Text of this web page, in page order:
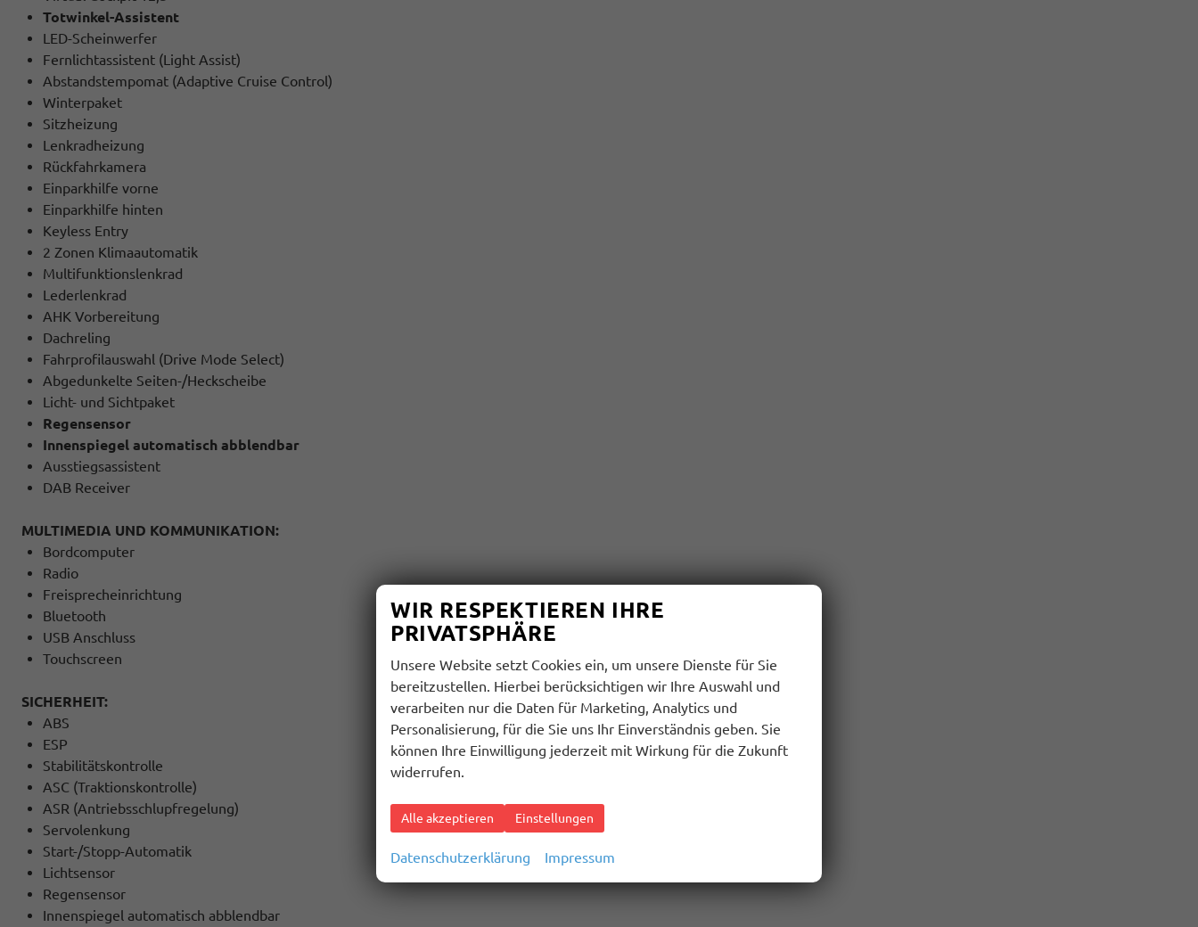
Totwinkel-Assistent
LED-Scheinwerfer
Fernlichtassistent (Light Assist)
Abstandstempomat (Adaptive Cruise Control)
Winterpaket
Sitzheizung
Lenkradheizung
Rückfahrkamera
Einparkhilfe vorne
Einparkhilfe hinten
Keyless Entry
2 Zonen Klimaautomatik
Multifunktionslenkrad
Lederlenkrad
AHK Vorbereitung
Dachreling
Fahrprofilauswahl (Drive Mode Select)
Abgedunkelte Seiten-/Heckscheibe
Licht- und Sichtpaket
Regensensor
Innenspiegel automatisch abblendbar
Ausstiegsassistent
DAB Receiver
MULTIMEDIA UND KOMMUNIKATION:
Bordcomputer
Radio
Freisprecheinrichtung
Bluetooth
USB Anschluss
Touchscreen
SICHERHEIT:
ABS
ESP
Stabilitätskontrolle
ASC (Traktionskontrolle)
ASR (Antriebsschlupfregelung)
Servolenkung
Start-/Stopp-Automatik
Lichtsensor
Regensensor
Innenspiegel automatisch abblendbar
WIR RESPEKTIEREN IHRE
PRIVATSPHÄRE
Unsere Website setzt Cookies ein, um unsere Dienste für Sie
bereitzustellen. Hierbei berücksichtigen wir Ihre Auswahl und
verarbeiten nur die Daten für Marketing, Analytics und
Personalisierung, für die Sie uns Ihr Einverständnis geben. Sie
können Ihre Einwilligung jederzeit mit Wirkung für die Zukunft
widerrufen.
Alle akzeptieren Einstellungen
Datenschutzerklärung Impressum